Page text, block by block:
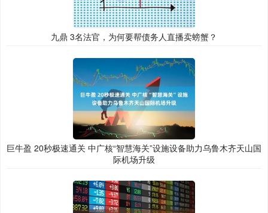
九鼎 3名法官，为何要帮债务人直播卖螃蟹？
巨牛盈 20秒极速通关 中广核“智慧海关”设施设备助力乌鲁木齐天山国
际机场升级